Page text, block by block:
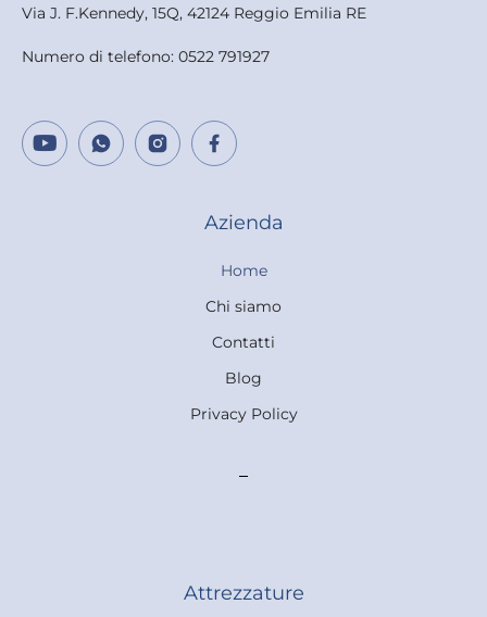
Via J. F.Kennedy, 15Q, 42124 Reggio Emilia RE
Numero di telefono: 0522 791927
Azienda
Home
Chi siamo
Contatti
Blog
Privacy Policy
Attrezzature